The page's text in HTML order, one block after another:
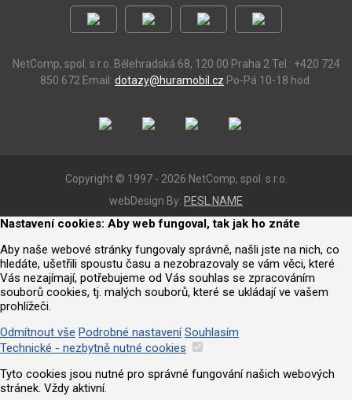
NetComp, spol. s r.o. Bělehradská 68, 120 00 Praha 2 Tel.: +420 724
850 672 Email: dotazy@huramobil.cz Po-Pá 10-18 hod.
Copyright © 1997 - 2026 NetComp, spol. s r.o.
webDesign By: PESL.NAME
Nastavení cookies: Aby web fungoval, tak jak ho znáte
Aby naše webové stránky fungovaly správně, našli jste na nich, co
hledáte, ušetřili spoustu času a nezobrazovaly se vám věci, které
Vás nezajímají, potřebujeme od Vás souhlas se zpracováním
souborů cookies, tj. malých souborů, které se ukládají ve vašem
prohlížeči.
Odmítnout vše Podrobné nastavení Souhlasím
Technické - nezbytně nutné cookies
Tyto cookies jsou nutné pro správné fungování našich webových
stránek. Vždy aktivní.